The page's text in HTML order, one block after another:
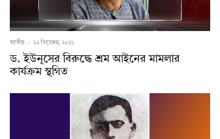
জাতীয় · ১২ ডিসেম্বর, ২০২১
ড. ইউনূসের বিরুদ্ধে শ্রম আইনের মামলার
কার্যক্রম স্থগিত